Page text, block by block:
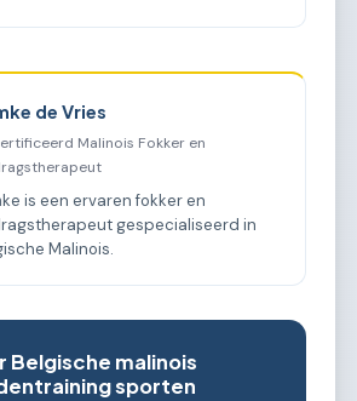
de Vries
Malinois Fokker en
is een ervaren fokker en
gespecialiseerd in
Malinois.
Belgische malinois
sporten